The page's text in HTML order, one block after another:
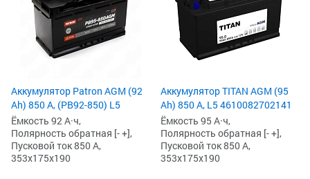
Аккумулятор Patron AGM (92
Ah) 850 А, (PB92-850) L5
Ёмкость 92 А·ч,
Полярность обратная [- +],
Пусковой ток 850 А,
353x175x190
Аккумулятор TITAN AGM (95
Ah) 850 А, L5 4610082702141
Ёмкость 95 А·ч,
Полярность обратная [- +],
Пусковой ток 850 А,
353x175x190